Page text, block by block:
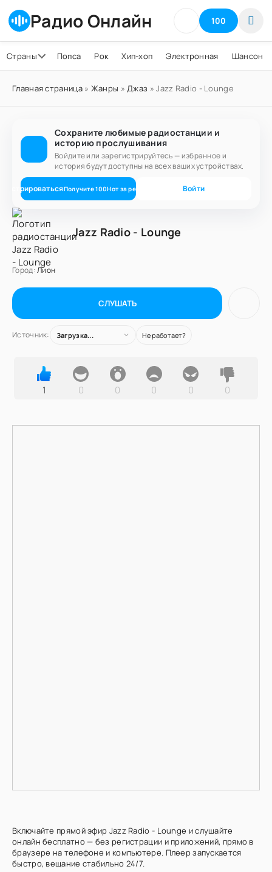
Радио Онлайн 100
Страны Попса Рок Хип-хоп Электронная Шансон
Главная страница» Жанры »Джаз » Jazz Radio - Lounge
Сохраните любимые радиостанции и
историю прослушивания
Войдите или зарегистрируйтесь — избранное и
история будут доступны на всех ваших устройствах.
Получите100Нот за регистрацию Войти
Jazz Radio - Lounge
Город:Лион
СЛУШАТЬ
Источник: Загрузка... Не работает?
1 0 0 0 0 0
Включайте прямой эфир Jazz Radio - Lounge и слушайте
онлайн бесплатно — без регистрации и приложений, прямо в
браузере на телефоне и компьютере. Плеер запускается
быстро, вещание стабильно 24/7.